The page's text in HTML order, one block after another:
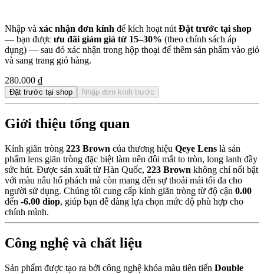
Nhập và xác nhận đơn kính để kích hoạt nút Đặt trước tại shop
— bạn được ưu đãi giảm giá từ 15–30% (theo chính sách áp
dụng) — sau đó xác nhận trong hộp thoại để thêm sản phẩm vào giỏ
và sang trang giỏ hàng.
280.000 ₫
Đặt trước tại shop Nhập đơn kính trước
Giới thiệu tổng quan
Kính giãn tròng 223 Brown của thương hiệu Qeye Lens là sản
phẩm lens giãn tròng đặc biệt làm nên đôi mắt to tròn, long lanh đầy
sức hút. Được sản xuất từ Hàn Quốc, 223 Brown không chỉ nổi bật
với màu nâu hổ phách mà còn mang đến sự thoải mái tối đa cho
người sử dụng. Chúng tôi cung cấp kính giãn tròng từ độ cận 0.00
đến -6.00 diop, giúp bạn dễ dàng lựa chọn mức độ phù hợp cho
chính mình.
Công nghệ và chất liệu
Sản phẩm được tạo ra bởi công nghệ khóa màu tiên tiến Double